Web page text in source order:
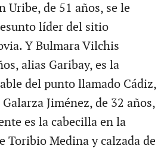
Uribe, de 51 años, se le
líder del sitio
Y Bulmara Vilchis
alias Garibay, es la
del punto llamado Cádiz,
Jiménez, de 32 años,
es la cabecilla en la
Toribio Medina y calzada de